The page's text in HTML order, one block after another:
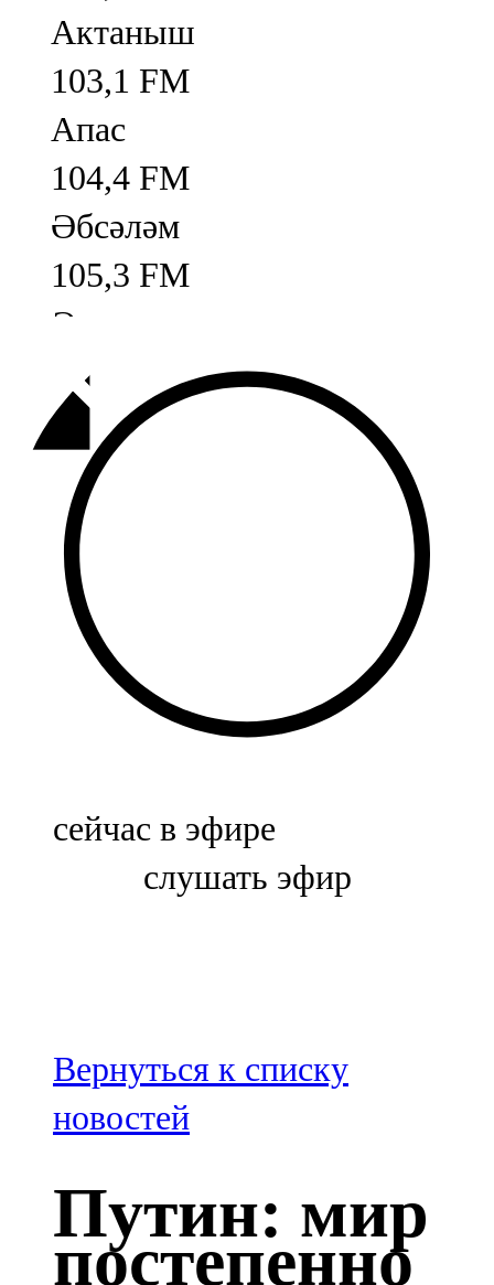
Актаныш
103,1 FM
Апас
104,4 FM
Әбсәләм
105,3 FM
Әлмәт
92,9 FM
Базарлы матак
107,1 FM
Балык бистәсе
104,9 FM
Баулы
107,5 FM
Биләр
Болгар
100,3 FM
Зәй
106,6 FM
Кадыбаш
105,2 FM
сейчас в эфире
слушать эфир
Вернуться к списку
новостей
Путин: мир
постепенно